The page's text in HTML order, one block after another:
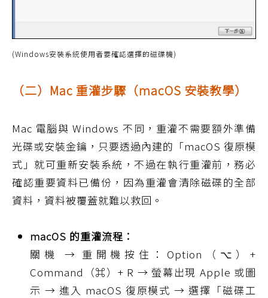
(Windows安裝系統使用者要確認選擇的磁碟機)
（二）Mac 重灌步驟（macOS 安裝教學）
Mac 電腦與 Windows 不同，重灌不需要額外準備
光碟或安裝金鑰，只要透過內建的「macOS 復原模
式」就可重新安裝系統，不過在執行重灌前，務必
確認重要資料已備份，因為重灌會清除磁碟的全部
資料，資料被覆蓋就難以救回。
macOS 的重灌流程：
關機 → 重開機按住：Option（⌥）+
Command（⌘）+ R → 螢幕出現 Apple 或圖
示 → 進入 macOS 復原模式 → 選擇「磁碟工